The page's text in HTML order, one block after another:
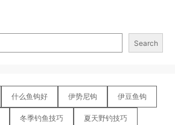
Search
什么鱼钩好 伊势尼钩 伊豆鱼钩
冬季钓鱼技巧 夏天野钓技巧